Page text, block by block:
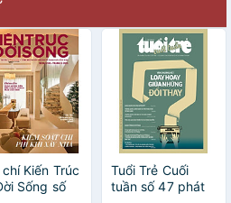
Kiến Trúc
Sống số
Tuổi Trẻ Cuối
tuần số 47 phát